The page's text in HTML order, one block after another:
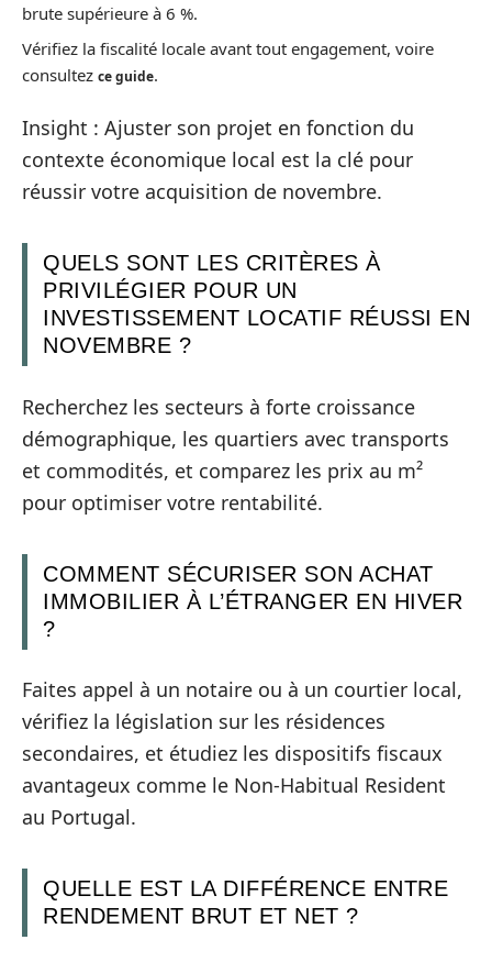
brute supérieure à 6 %.
Vérifiez la fiscalité locale avant tout engagement, voire
consultez ce guide.
Insight : Ajuster son projet en fonction du
contexte économique local est la clé pour
réussir votre acquisition de novembre.
QUELS SONT LES CRITÈRES À
PRIVILÉGIER POUR UN
INVESTISSEMENT LOCATIF RÉUSSI EN
NOVEMBRE ?
Recherchez les secteurs à forte croissance
démographique, les quartiers avec transports
et commodités, et comparez les prix au m²
pour optimiser votre rentabilité.
COMMENT SÉCURISER SON ACHAT
IMMOBILIER À L’ÉTRANGER EN HIVER
?
Faites appel à un notaire ou à un courtier local,
vérifiez la législation sur les résidences
secondaires, et étudiez les dispositifs fiscaux
avantageux comme le Non-Habitual Resident
au Portugal.
QUELLE EST LA DIFFÉRENCE ENTRE
RENDEMENT BRUT ET NET ?